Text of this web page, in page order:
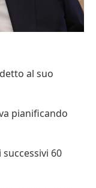
al suo
pianificando
60